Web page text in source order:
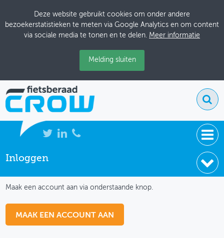
Deze website gebruikt cookies om onder andere
bezoekerstatistieken te meten via Google Analytics en om content
via sociale media te tonen en te delen. Meer informatie
Melding sluiten
NIEUWS
Inloggen
Maak een account aan via onderstaande knop.
MAAK EEN ACCOUNT AAN